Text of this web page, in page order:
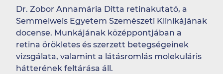
Dr. Zobor Annamária Ditta retinakutató, a
Semmelweis Egyetem Szemészeti Klinikájának
docense. Munkájának középpontjában a
retina örökletes és szerzett betegségeinek
vizsgálata, valamint a látásromlás molekuláris
hátterének feltárása áll.